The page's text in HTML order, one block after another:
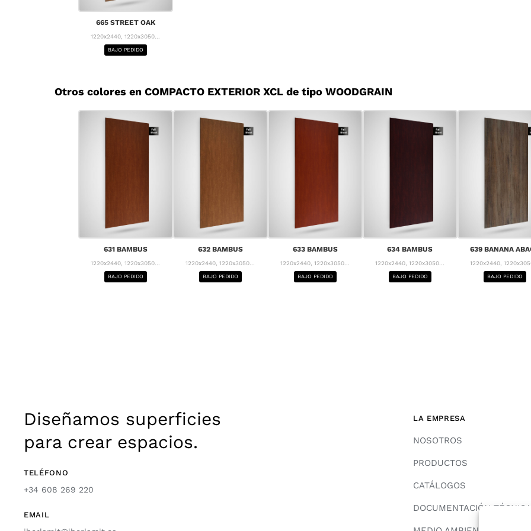
665 STREET OAK
1220x2440, 1220x3050...
BAJO PEDIDO
Otros colores en COMPACTO EXTERIOR XCL de tipo WOODGRAIN
631 BAMBUS
1220x2440, 1220x3050...
BAJO PEDIDO
632 BAMBUS
1220x2440, 1220x3050...
BAJO PEDIDO
633 BAMBUS
1220x2440, 1220x3050...
BAJO PEDIDO
634 BAMBUS
1220x2440, 1220x3050...
BAJO PEDIDO
639 BANANA
1220x2440,
BAJO PEDIDO
Diseñamos superficies
para crear espacios.
TELÉFONO
+34 608 269 220
EMAIL
LA EMPRESA
NOSOTROS
PRODUCTOS
CATÁLOGOS
DOCUMENTACIÓN TÉCNICA